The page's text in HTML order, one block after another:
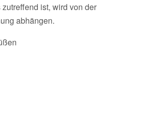
ist, wird von der
abhängen.